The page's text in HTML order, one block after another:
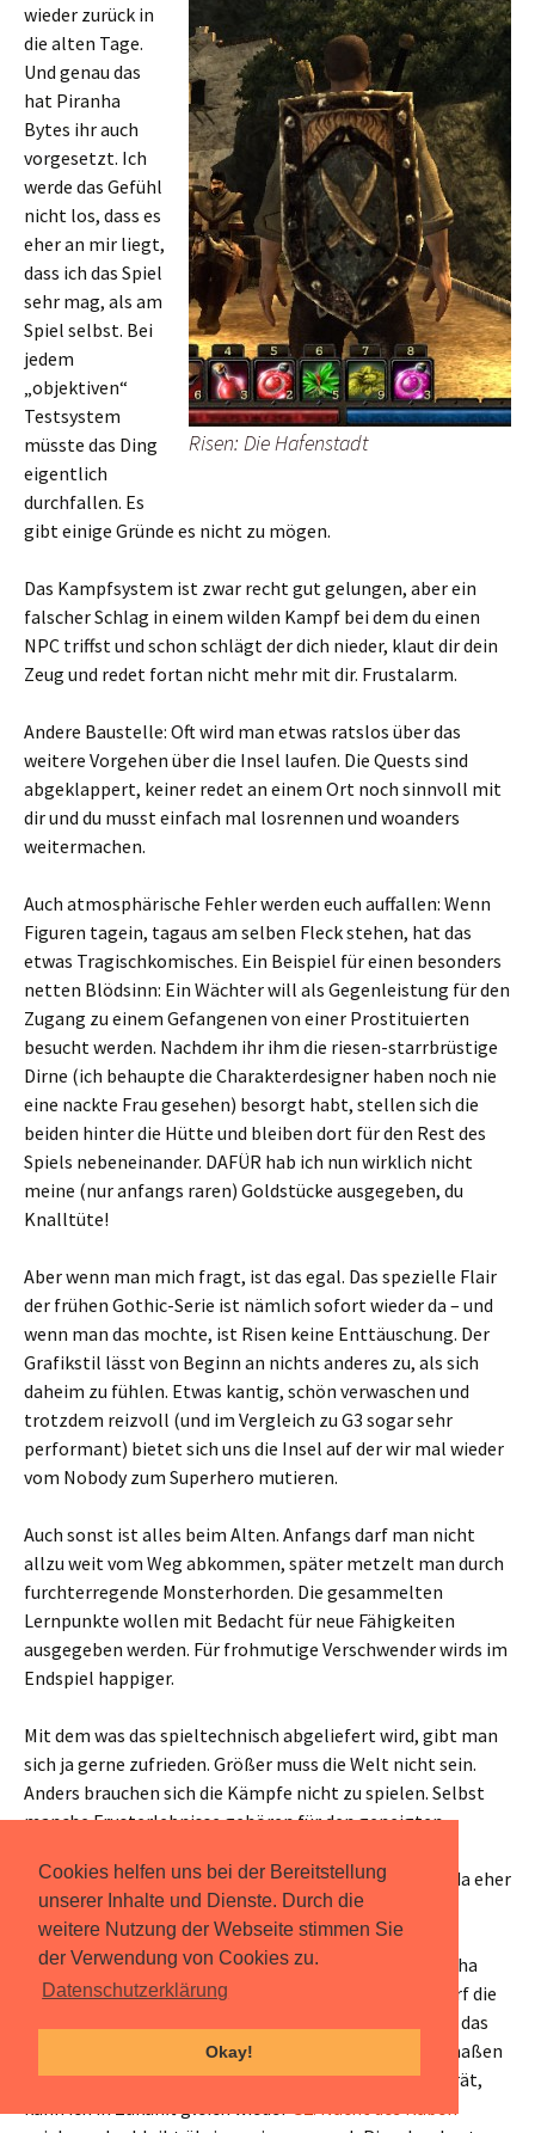
Cookies helfen uns bei der Bereitstellung
unserer Inhalte und Dienste. Durch die
weitere Nutzung der Webseite stimmen Sie
der Verwendung von Cookies zu.
Datenschutzerklärung
Okay!
Risen: Die Hafenstadt
wieder zurück in
die alten Tage.
Und genau das
hat Piranha
Bytes ihr auch
vorgesetzt. Ich
werde das Gefühl
nicht los, dass es
eher an mir liegt,
dass ich das Spiel
sehr mag, als am
Spiel selbst. Bei
jedem
„objektiven“
Testsystem
müsste das Ding
eigentlich
durchfallen. Es
gibt einige Gründe es nicht zu mögen.
Das Kampfsystem ist zwar recht gut gelungen, aber ein
falscher Schlag in einem wilden Kampf bei dem du einen
NPC triffst und schon schlägt der dich nieder, klaut dir dein
Zeug und redet fortan nicht mehr mit dir. Frustalarm.
Andere Baustelle: Oft wird man etwas ratslos über das
weitere Vorgehen über die Insel laufen. Die Quests sind
abgeklappert, keiner redet an einem Ort noch sinnvoll mit
dir und du musst einfach mal losrennen und woanders
weitermachen.
Auch atmosphärische Fehler werden euch auffallen: Wenn
Figuren tagein, tagaus am selben Fleck stehen, hat das
etwas Tragischkomisches. Ein Beispiel für einen besonders
netten Blödsinn: Ein Wächter will als Gegenleistung für den
Zugang zu einem Gefangenen von einer Prostituierten
besucht werden. Nachdem ihr ihm die riesen-starrbrüstige
Dirne (ich behaupte die Charakterdesigner haben noch nie
eine nackte Frau gesehen) besorgt habt, stellen sich die
beiden hinter die Hütte und bleiben dort für den Rest des
Spiels nebeneinander. DAFÜR hab ich nun wirklich nicht
meine (nur anfangs raren) Goldstücke ausgegeben, du
Knalltüte!
Aber wenn man mich fragt, ist das egal. Das spezielle Flair
der frühen Gothic-Serie ist nämlich sofort wieder da – und
wenn man das mochte, ist Risen keine Enttäuschung. Der
Grafikstil lässt von Beginn an nichts anderes zu, als sich
daheim zu fühlen. Etwas kantig, schön verwaschen und
trotzdem reizvoll (und im Vergleich zu G3 sogar sehr
performant) bietet sich uns die Insel auf der wir mal wieder
vom Nobody zum Superhero mutieren.
Auch sonst ist alles beim Alten. Anfangs darf man nicht
allzu weit vom Weg abkommen, später metzelt man durch
furchterregende Monsterhorden. Die gesammelten
Lernpunkte wollen mit Bedacht für neue Fähigkeiten
ausgegeben werden. Für frohmutige Verschwender wirds im
Endspiel happiger.
Mit dem was das spieltechnisch abgeliefert wird, gibt man
sich ja gerne zufrieden. Größer muss die Welt nicht sein.
Anders brauchen sich die Kämpfe nicht zu spielen. Selbst
manche Frusterlebnisse gehören für den geneigten
Vorsicht an. Wie sehr ein „Größer, größer, GRÖßER!“ da eher
in die Hose geht, hat eh Gothic 3 gezeigt.
Beim Charaktersdesign und Storytelling sparte Piranha
aber zu sehr. Etwas mehr Leben und Überraschung darf die
Spielwelt beim nächsten Mal ruhig bieten, sonst wird das
alles irgendwann zu wenig. Wenn die Geschichte dermaßen
08/15 daher kommt und damit in den Hintergrund gerät,
kann ich in Zukunft gleich wiederG2: Nacht des Raben